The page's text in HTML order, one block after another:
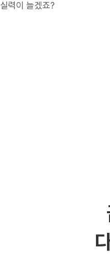
력이 늘겠죠?